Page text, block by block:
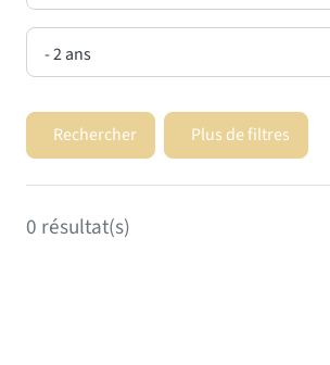
- 2 ans
Rechercher Plus de filtres
0 résultat(s)